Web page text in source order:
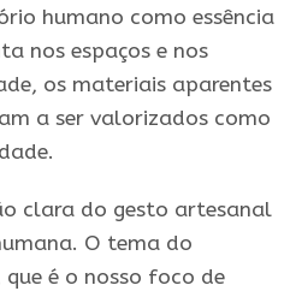
humano como essência
nos espaços e nos
os materiais aparentes
a ser valorizados como
clara do gesto artesanal
O tema do
é o nosso foco de